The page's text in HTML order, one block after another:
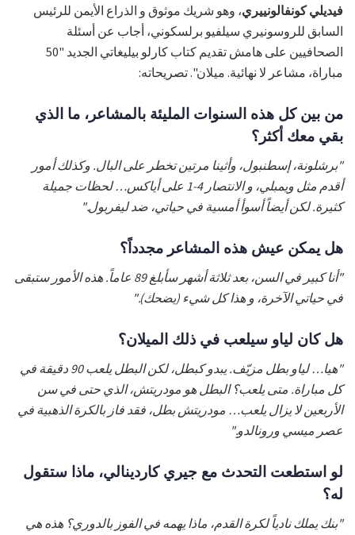
فيديلي كونفالونييري، وهو شريك موثوق و الذراع الأيمن للرئيس
السابق للروسونيري سيلفيو برلسكوني، أجاب عن أسئلة
الصحافيين على هامش تقديم كتاب كارلو بيليغاتي الجديد "50
مباراة، مشاعر لا نهائية. ميلان". تصريحاته:
من بين كل هذه السنوات المليئة بالمشاعر، ما الذي
بقي معك أكثر؟
"برشلونة، إسطنبول، وأثينا مرتين تخطر على البال. وكذلك أمور
أقدم مثل ويمبلي، و الانتصار 4-1 على أياكس… لحظات جميلة
كثيرة. لكن أيضاً أسوأ أمسية في حياتي، ضد ليفربول."
هل يمكن عيش هذه المشاعر مجدداً؟
"أنا كبير في السن، بعد ثلاثة أشهر سأبلغ 89 عاماً. هذه الأمور ستبقى
في حياتي الآخرة، و هذا كل شيء (يضحك)."
هل كان لياو سيلعب في ذلك الميلان؟
"هيا… لياو بطل مزيّف. يبدو كبطل، لكن البطل يلعب 90 دقيقة في
كل مباراة. متى يلعب؟ البطل هو مودريتش، الذي حتى في سن
الأربعين لا يزال يلعب… مودريتش بطل، فقد فاز بالكرة الذهبية في
عصر ميسي ورونالدو."
لو استطعت التحدث مع جيري كاردينالي، ماذا ستقول
له؟
"بنك يملك نادياً لكرة القدم، ماذا يهمه في الفوز بالدوري؟ هذه هي